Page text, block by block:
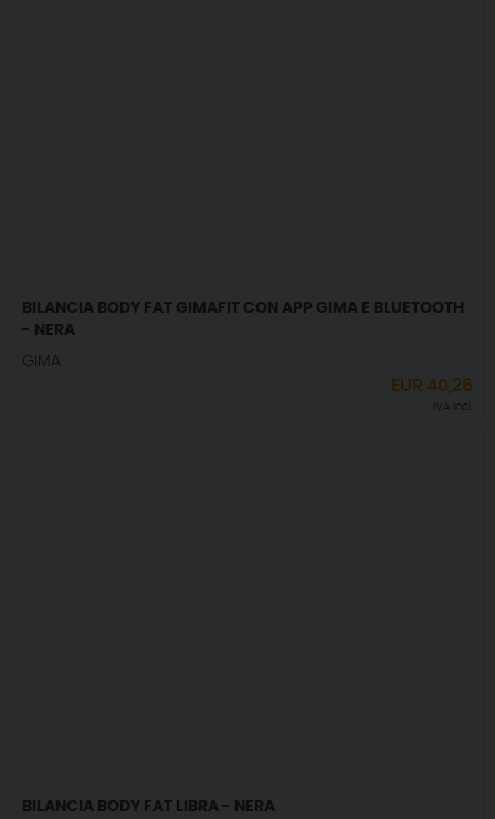
BILANCIA BODY FAT GIMAFIT CON APP GIMA E BLUETOOTH
- NERA
GIMA
EUR 40,26
IVA incl.
BILANCIA BODY FAT LIBRA - NERA